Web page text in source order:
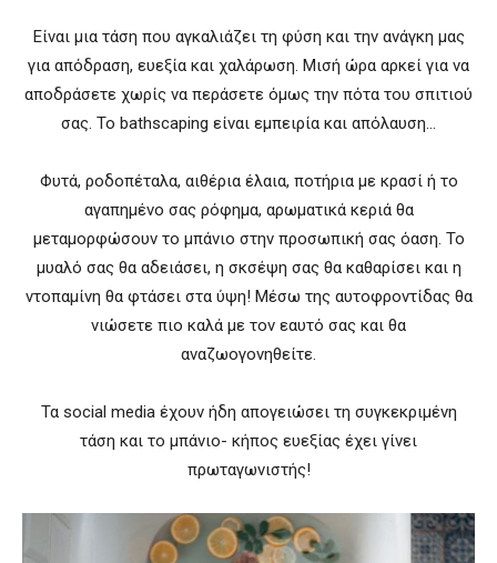
Είναι μια τάση που αγκαλιάζει τη φύση και την ανάγκη μας
για απόδραση, ευεξία και χαλάρωση. Μισή ώρα αρκεί για να
αποδράσετε χωρίς να περάσετε όμως την πότα του σπιτιού
σας. Το bathscaping είναι εμπειρία και απόλαυση…
Φυτά, ροδοπέταλα, αιθέρια έλαια, ποτήρια με κρασί ή το
αγαπημένο σας ρόφημα, αρωματικά κεριά θα
μεταμορφώσουν το μπάνιο στην προσωπική σας όαση. To
μυαλό σας θα αδειάσει, η σκσέψη σας θα καθαρίσει και η
ντοπαμίνη θα φτάσει στα ύψη! Μέσω της αυτοφροντίδας θα
νιώσετε πιο καλά με τον εαυτό σας και θα
αναζωογονηθείτε.
Τα social media έχουν ήδη απογειώσει τη συγκεκριμένη
τάση και το μπάνιο- κήπος ευεξίας έχει γίνει
πρωταγωνιστής!